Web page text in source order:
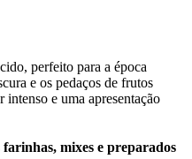
perfeito para a época
e os pedaços de frutos
intenso e uma apresentação
mixes e preparados